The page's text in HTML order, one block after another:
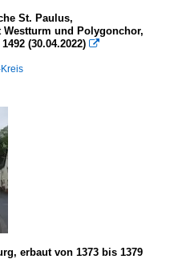
St. Paulus,
und Polygonchor,
(30.04.2022) 
erbaut von 1373 bis 1379